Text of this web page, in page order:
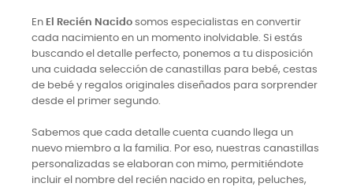
En El Recién Nacido somos especialistas en convertir
cada nacimiento en un momento inolvidable. Si estás
buscando el detalle perfecto, ponemos a tu disposición
una cuidada selección de canastillas para bebé, cestas
de bebé y regalos originales diseñados para sorprender
desde el primer segundo.
Sabemos que cada detalle cuenta cuando llega un
nuevo miembro a la familia. Por eso, nuestras canastillas
personalizadas se elaboran con mimo, permitiéndote
incluir el nombre del recién nacido en ropita, peluches,